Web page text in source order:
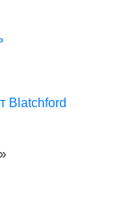
Blatchford